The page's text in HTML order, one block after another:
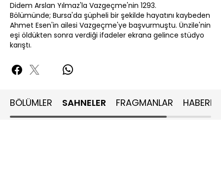
Didem Arslan Yılmaz'la Vazgeçme'nin 1293.
Bölümünde; Bursa'da şüpheli bir şekilde hayatını kaybeden
Ahmet Esen'in ailesi Vazgeçme'ye başvurmuştu. Ünzile'nin
eşi öldükten sonra verdiği ifadeler ekrana gelince stüdyo
karıştı.
BÖLÜMLER SAHNELER FRAGMANLAR